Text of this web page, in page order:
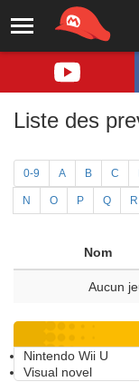
Liste des
0-9 A B C
N O P Q R
Nom
Aucun
Nintendo Wii U
Visual novel